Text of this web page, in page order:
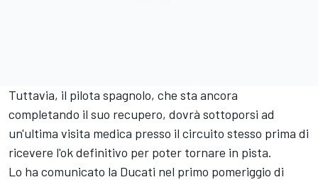
Tuttavia, il pilota spagnolo, che sta ancora
completando il suo recupero, dovrà sottoporsi ad
un'ultima visita medica presso il circuito stesso prima di
ricevere l'ok definitivo per poter tornare in pista.
Lo ha comunicato la Ducati nel primo pomeriggio di